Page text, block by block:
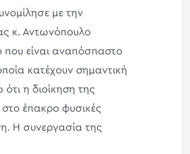
με την
κ. Αντωνόπουλο
είναι αναπόσπαστο
κατέχουν σημαντική
η διοίκηση της
στο έπακρο φυσικές
Η συνεργασία της